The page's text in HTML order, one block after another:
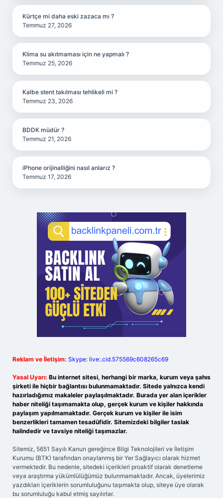
Kürtçe mi daha eski zazaca mı ?
Temmuz 27, 2026
Klima su akıtmaması için ne yapmalı ?
Temmuz 25, 2026
Kalbe stent takılması tehlikeli mi ?
Temmuz 23, 2026
BDDK müdür ?
Temmuz 21, 2026
iPhone orijinalliğini nasıl anlarız ?
Temmuz 17, 2026
Reklam ve İletişim: Skype: live:.cid.575569c608265c69
Yasal Uyarı: Bu internet sitesi, herhangi bir marka, kurum veya şahıs
şirketi ile hiçbir bağlantısı bulunmamaktadır. Sitede yalnızca kendi
hazırladığımız makaleler paylaşılmaktadır. Burada yer alan içerikler
haber niteliği taşımamakta olup, gerçek kurum ve kişiler hakkında
paylaşım yapılmamaktadır. Gerçek kurum ve kişiler ile isim
benzerlikleri tamamen tesadüfidir. Sitemizdeki bilgiler taslak
halindedir ve tavsiye niteliği taşımazlar.
Sitemiz, 5651 Sayılı Kanun gereğince Bilgi Teknolojileri ve İletişim
Kurumu (BTK) tarafından onaylanmış bir Yer Sağlayıcı olarak hizmet
vermektedir. Bu nedenle, sitedeki içerikleri proaktif olarak denetleme
veya araştırma yükümlülüğümüz bulunmamaktadır. Ancak, üyelerimiz
yazdıkları içeriklerin sorumluluğunu taşımakta olup, siteye üye olarak
bu sorumluluğu kabul etmiş sayılırlar.